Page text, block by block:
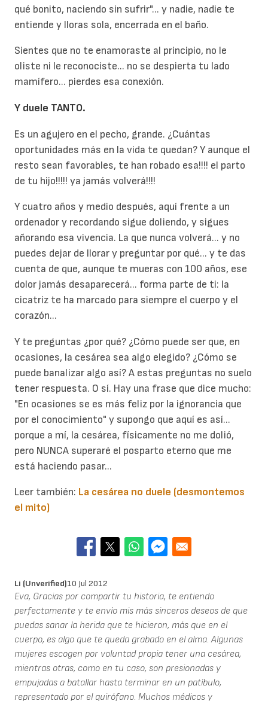
qué bonito, naciendo sin sufrir"... y nadie, nadie te
entiende y lloras sola, encerrada en el baño.
Sientes que no te enamoraste al principio, no le
oliste ni le reconociste... no se despierta tu lado
mamífero... pierdes esa conexión.
Y duele TANTO.
Es un agujero en el pecho, grande. ¿Cuántas
oportunidades más en la vida te quedan? Y aunque el
resto sean favorables, te han robado esa!!!! el parto
de tu hijo!!!!! ya jamás volverá!!!!
Y cuatro años y medio después, aquí frente a un
ordenador y recordando sigue doliendo, y sigues
añorando esa vivencia. La que nunca volverá... y no
puedes dejar de llorar y preguntar por qué... y te das
cuenta de que, aunque te mueras con 100 años, ese
dolor jamás desaparecerá... forma parte de ti: la
cicatriz te ha marcado para siempre el cuerpo y el
corazón...
Y te preguntas ¿por qué? ¿Cómo puede ser que, en
ocasiones, la cesárea sea algo elegido? ¿Cómo se
puede banalizar algo así? A estas preguntas no suelo
tener respuesta. O sí. Hay una frase que dice mucho:
"En ocasiones se es más feliz por la ignorancia que
por el conocimiento" y supongo que aquí es así...
porque a mí, la cesárea, físicamente no me dolió,
pero NUNCA superaré el posparto eterno que me
está haciendo pasar...
Leer también: La cesárea no duele (desmontemos
el mito)
Li (unverified)10 Jul 2012
Eva, Gracias por compartir tu historia, te entiendo
perfectamente y te envío mis más sinceros deseos de que
puedas sanar la herida que te hicieron, más que en el
cuerpo, es algo que te queda grabado en el alma. Algunas
mujeres escogen por voluntad propia tener una cesárea,
mientras otras, como en tu caso, son presionadas y
empujadas a batallar hasta terminar en un patíbulo,
representado por el quirófano. Muchos médicos y